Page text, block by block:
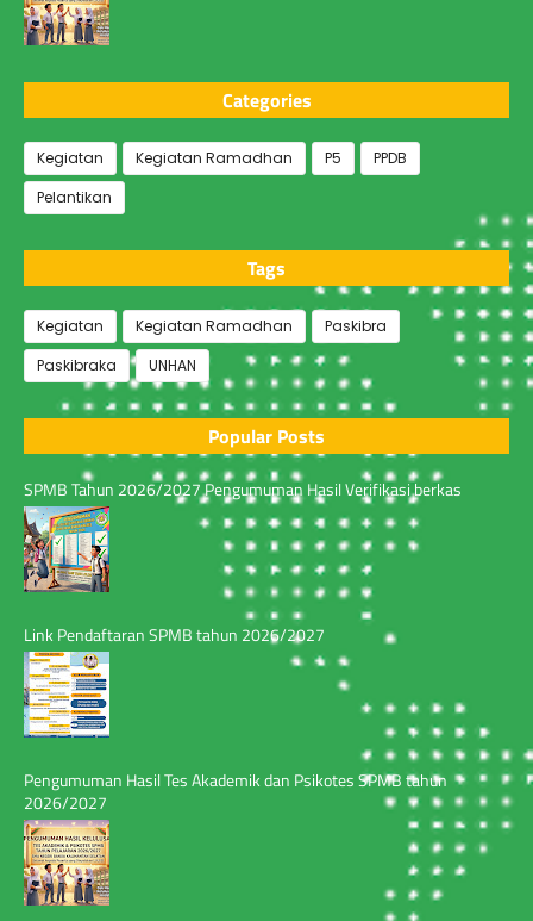
Categories
Kegiatan Kegiatan Ramadhan P5
PPDB
Pelantikan
Tags
Kegiatan Kegiatan Ramadhan
Paskibra
Paskibraka
UNHAN
Popular Posts
SPMB Tahun 2026/2027 Pengumuman Hasil Verifikasi berkas
Link Pendaftaran SPMB tahun 2026/2027
Pengumuman Hasil Tes Akademik dan Psikotes SPMB tahun
2026/2027